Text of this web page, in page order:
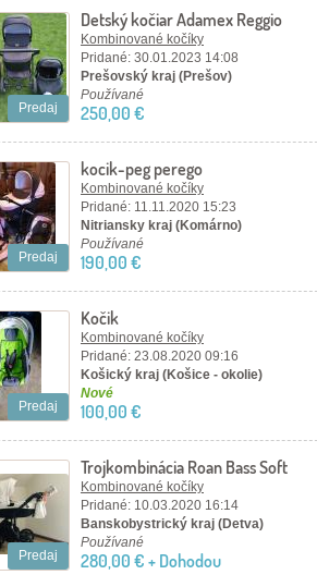
Predaj
Detský kočiar Adamex Reggio
Kombinované kočíky
Pridané: 30.01.2023 14:08
Prešovský kraj (Prešov)
Používané
250,00 €
Predaj
kocik-peg perego
Kombinované kočíky
Pridané: 11.11.2020 15:23
Nitriansky kraj (Komárno)
Používané
190,00 €
Predaj
Kočik
Kombinované kočíky
Pridané: 23.08.2020 09:16
Košický kraj (Košice - okolie)
Nové
100,00 €
Predaj
Trojkombinácia Roan Bass Soft
Kombinované kočíky
Pridané: 10.03.2020 16:14
Banskobystrický kraj (Detva)
Používané
280,00 € + Dohodou